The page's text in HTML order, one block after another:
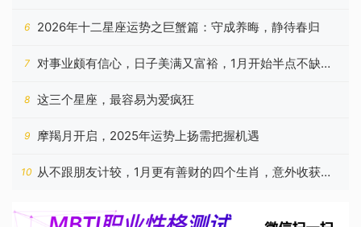
6 2026年十二星座运势之巨蟹篇：守成养晦，静待春归
7
对事业颇有信心，日子美满又富裕，1月开始半点不缺钱
的星座
8 这三个星座，最容易为爱疯狂
9 摩羯月开启，2025年运势上扬需把握机遇
10 从不跟朋友计较，1月更有善财的四个生肖，意外收获相